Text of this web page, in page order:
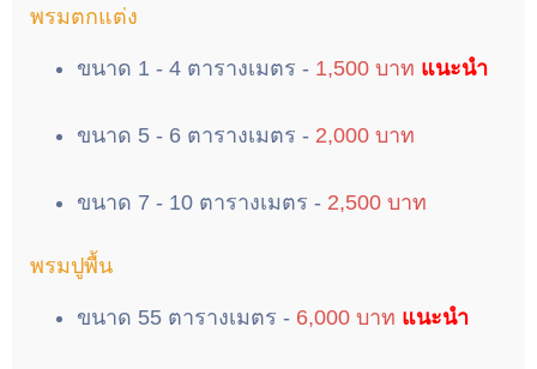
พรมตกแต่ง
ขนาด 1 - 4 ตารางเมตร - 1,500 บาท แนะนำ
ขนาด 5 - 6 ตารางเมตร - 2,000 บาท
ขนาด 7 - 10 ตารางเมตร - 2,500 บาท
พรมปูพื้น
ขนาด 55 ตารางเมตร - 6,000 บาท แนะนำ